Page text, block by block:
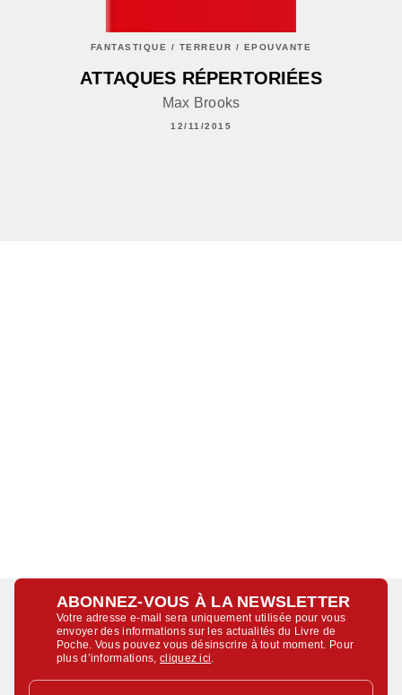
FANTASTIQUE / TERREUR / EPOUVANTE
ATTAQUES RÉPERTORIÉES
Max Brooks
12/11/2015
ABONNEZ-VOUS À LA NEWSLETTER
Votre adresse e-mail sera uniquement utilisée pour vous
envoyer des informations sur les actualités du Livre de
Poche. Vous pouvez vous désinscrire à tout moment. Pour
plus d’informations,cliquez ici